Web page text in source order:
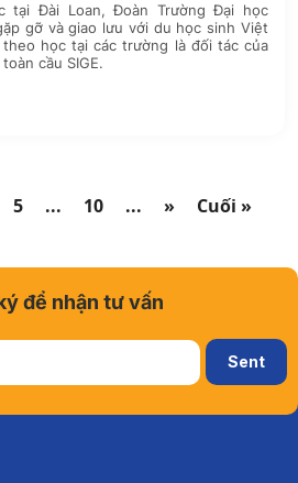
tại Đài Loan, Đoàn Trường Đại học
gỡ và giao lưu với du học sinh Việt
theo học tại các trường là đối tác của
cầu SIGE.
5 ... 10 ... » Cuối »
để nhận tư vấn